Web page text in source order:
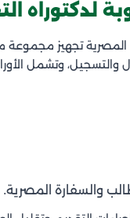
لدكتوراه
تجهيز مجموعة
والتسجيل، وتشمل
والسفارة المصرية.